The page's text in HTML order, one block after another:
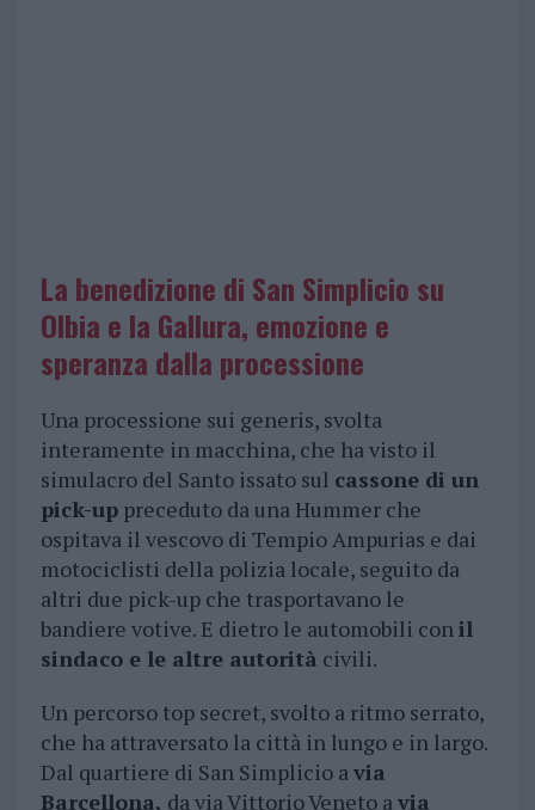
La benedizione di San Simplicio su
Olbia e la Gallura, emozione e
speranza dalla processione
Una processione sui generis, svolta
interamente in macchina, che ha visto il
simulacro del Santo issato sul cassone di un
pick-uppreceduto da una Hummer che
ospitava il vescovo di Tempio Ampurias e dai
motociclisti della polizia locale, seguito da
altri due pick-up che trasportavano le
bandiere votive. E dietro le automobili conil
sindaco e le altre autorità civili.
Un percorso top secret, svolto a ritmo serrato,
che ha attraversato la città in lungo e in largo.
Dal quartiere di San Simplicio avia
Barcellona, da via Vittorio Veneto avia